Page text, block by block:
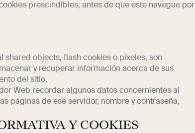
prescindibles, antes de que este navegue por
shared objects, flash cookies o píxeles, son
y recuperar información acerca de sus
del sitio.
Web recordar algunos datos concernientes al
páginas de ese servidor, nombre y contraseña,
Y COOKIES